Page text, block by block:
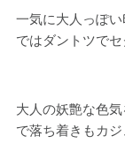
一気に大人っぽ
ではダントツでセ
大人の妖艶な色
で落ち着きもカジ